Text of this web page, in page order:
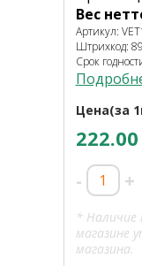
Вес
Артикул:
Штрихкод:
Срок
Цена(за
222.00
- +
* Наличие
магазине
магазина.